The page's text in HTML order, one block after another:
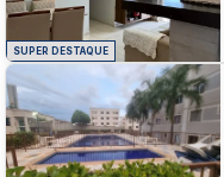
SUPER DESTAQUE